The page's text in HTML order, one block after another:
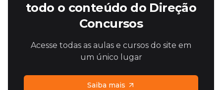
todo o conteúdo do Direção
Concursos
Acesse todas as aulas e cursos do site em
um único lugar
Saiba mais